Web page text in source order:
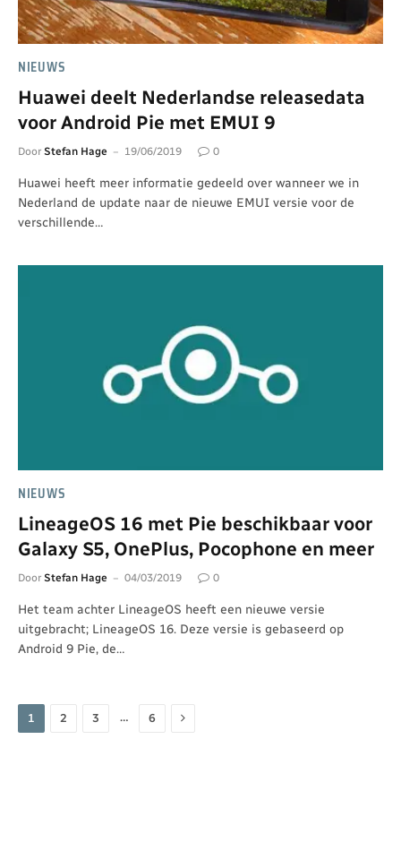
NIEUWS
Huawei deelt Nederlandse releasedata
voor Android Pie met EMUI 9
Door Stefan Hage 19/06/2019 0
Huawei heeft meer informatie gedeeld over wanneer we in
Nederland de update naar de nieuwe EMUI versie voor de
verschillende…
NIEUWS
LineageOS 16 met Pie beschikbaar voor
Galaxy S5, OnePlus, Pocophone en meer
Door Stefan Hage 04/03/2019 0
Het team achter LineageOS heeft een nieuwe versie
uitgebracht; LineageOS 16. Deze versie is gebaseerd op
Android 9 Pie, de…
1 2 3 … 6 Volgende